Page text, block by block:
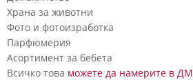
Храна за животни
Фото и фотоизработка
Парфюмерия
Асортимент за бебета
Всичко това можете да намерите в ДМ